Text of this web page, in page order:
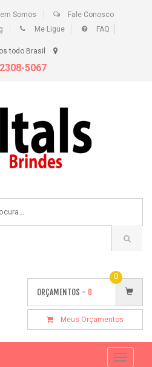
Somos
Fale Conosco
Me Ligue FAQ
todo Brasil
5067
ORÇAMENTOS - 0
0
Meus Orçamentos
Toggle